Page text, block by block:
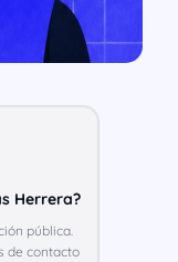
Herrera?
pública.
de contacto